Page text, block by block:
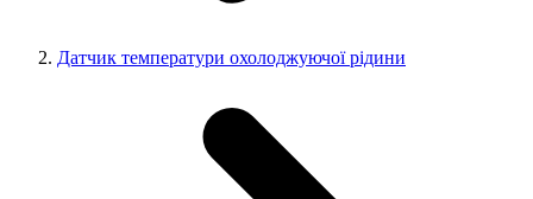
Датчик температури охолоджуючої рідини